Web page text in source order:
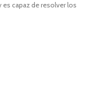
capaz de resolver los
falsas notificaciones y
incluso en
(ej. jardines con muchas
tipo, hace que Soutdoor/T